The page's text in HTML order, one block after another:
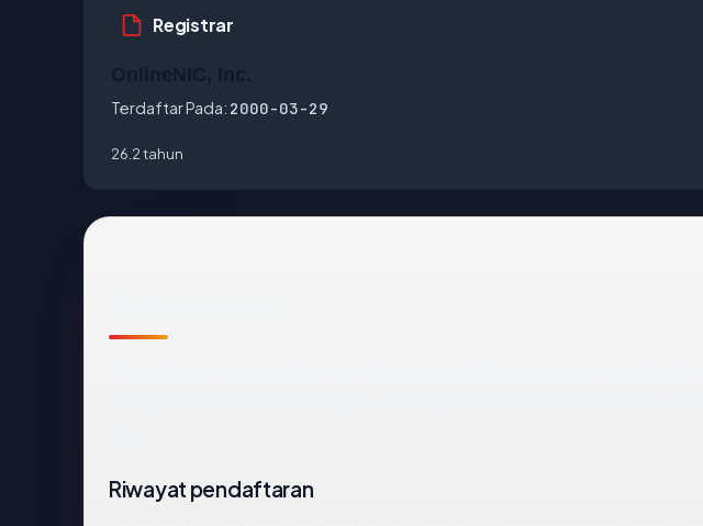
Registrar
Terdaftar Pada: 2000-03-29
26.2 tahun
Riwayat pendaftaran